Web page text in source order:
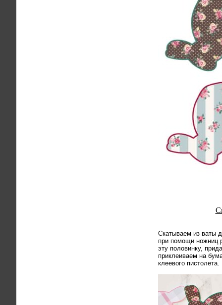
Скатываем из ваты
при помощи ножниц
эту половинку,
приклеиваем на
клеевого пистолета.